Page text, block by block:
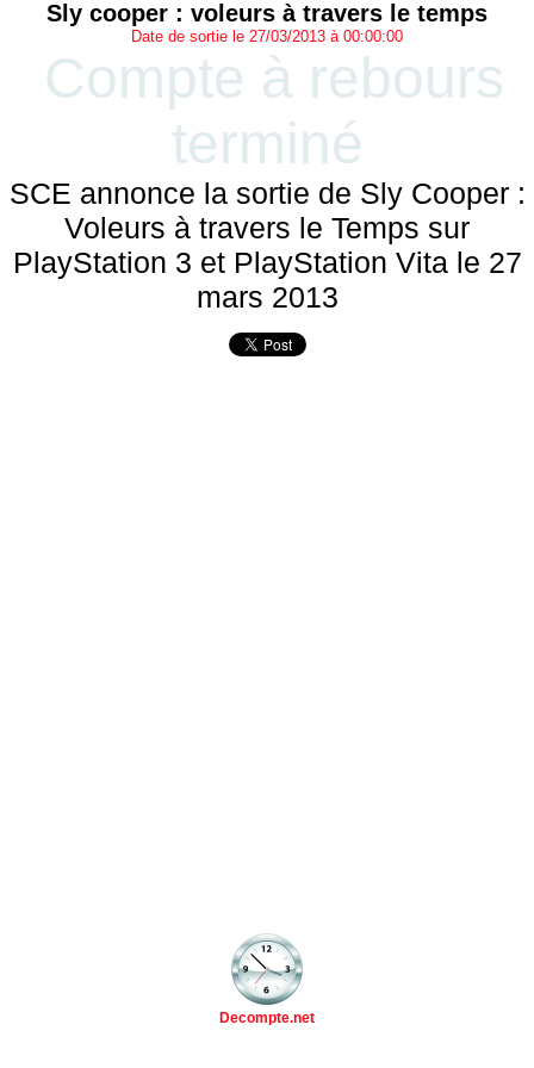
Sly cooper : voleurs à travers le temps
Date de sortie le 27/03/2013 à 00:00:00
Compte à rebours
terminé
SCE annonce la sortie de Sly Cooper :
Voleurs à travers le Temps sur
PlayStation 3 et PlayStation Vita le 27
mars 2013
Decompte.net